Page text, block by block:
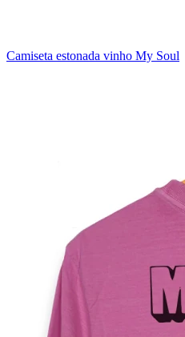
Camiseta estonada vinho My Soul